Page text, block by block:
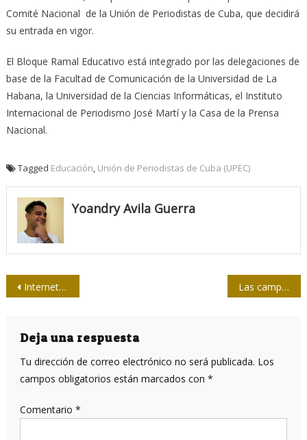
Comité Nacional de la Unión de Periodistas de Cuba, que decidirá
su entrada en vigor.
El Bloque Ramal Educativo está integrado por las delegaciones de
base de la Facultad de Comunicación de la Universidad de La
Habana, la Universidad de la Ciencias Informáticas, el Instituto
Internacional de Periodismo José Martí y la Casa de la Prensa
Nacional.
Tagged Educación, Unión de Periodistas de Cuba (UPEC)
Yoandry Avila Guerra
Navegación
entradas
Internet en beneficio de los ciudadanos Las campañas exitosas en las redes son ciudadanas o no son
Deja una respuesta
Tu dirección de correo electrónico no será publicada. Los
campos obligatorios están marcados con *
Comentario *